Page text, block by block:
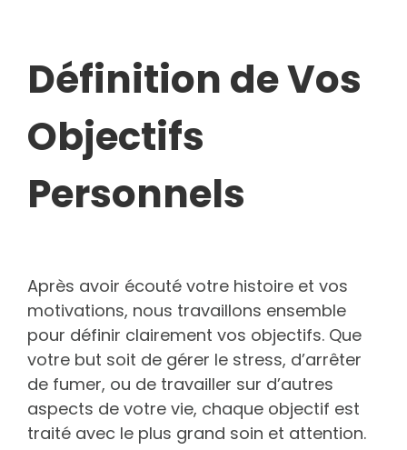
Définition de Vos
Objectifs
Personnels
Après avoir écouté votre histoire et vos
motivations, nous travaillons ensemble
pour définir clairement vos objectifs. Que
votre but soit de gérer le stress, d’arrêter
de fumer, ou de travailler sur d’autres
aspects de votre vie, chaque objectif est
traité avec le plus grand soin et attention.